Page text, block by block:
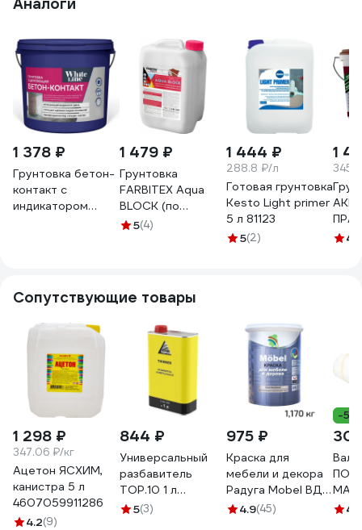
1 378 ₽
Грунтовка бетон-
контакт с
индикатором
1 479 ₽
Грунтовка
FARBITEX Aqua
BLOCK (по
минеральным
5(4)
1 444 ₽
288.8 ₽/л
Готовая грунтовка
Kesto Light primer
5 л 81123
5(2)
1
4.4
Сопутствующие товары
1 298 ₽
347.06 ₽/кг
Ацетон ЯСХИМ,
канистра 5 л
4607059911286
4.2(9)
844 ₽
Универсальный
разбавитель
TOP.10 1 л
10.505.1000.
5(3)
975 ₽
Краска для
мебели и декора
Радуга Mobel ВД-
АК -115 без запаха
4.9(45)
-5%
4.8